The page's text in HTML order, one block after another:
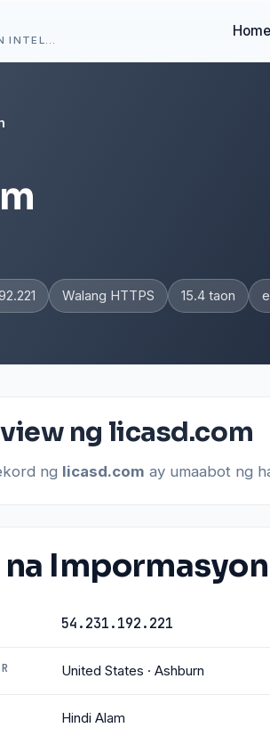
Home
Walang HTTPS 15.4 taon
ng licasd.com
ng licasd.com ay umaabot ng
Impormasyon
54.231.192.221
United States · Ashburn
Hindi Alam